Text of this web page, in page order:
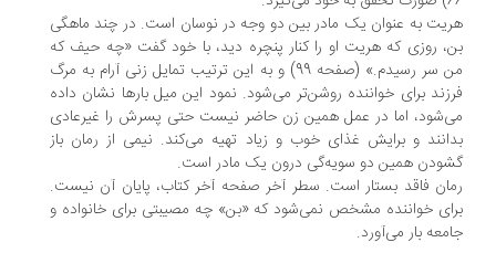
به عنوان یک مادر بین دو وجه در نوسان است. در چند ماهگی
روزی که هریت او را کنار پنچره دید، با خود گفت «چه حیف که
من سر رسیدم.» (صفحه 99) و به این ترتیب تمایل زنی آرام به مرگ
برای خواننده روشن‌تر می‌شود. نمود این میل بارها نشان داده
اما در عمل همین زن حاضر نیست حتی پسرش را غیرعادی
و برایش غذای خوب و زیاد تهیه می‌کند. نیمی از رمان باز
همین دو سویه‌گی درون یک مادر است.
فاقد بستار است. سطر آخر صفحه آخر کتاب، پایان آن نیست.
خواننده مشخص نمی‌شود که «بن» چه مصیبتی برای خانواده و
بار می‌آورد.